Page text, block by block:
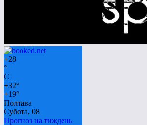
+28
°
C
+32°
+19°
Полтава
Субота, 08
Прогноз на тиждень